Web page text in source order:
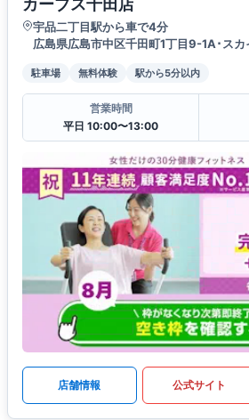
カーブス千田店
宇品二丁目駅から車で4分
広島県広島市中区千田町1丁目9-1A･ス
駐車場 無料体験 駅から5分以内
営業時間
平日 10:00〜13:00
店舗情報 公式サイト